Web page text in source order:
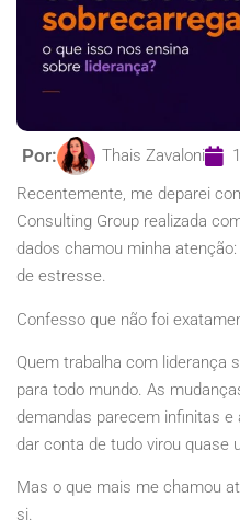
Por: Thais Zavaloni
Recentemente, me deparei
Consulting Group realizada
dados chamou minha
de estresse.
Confesso que não foi
Quem trabalha com liderança
para todo mundo. As
demandas parecem infinitas
dar conta de tudo virou quase
Mas o que mais me chamou
si.